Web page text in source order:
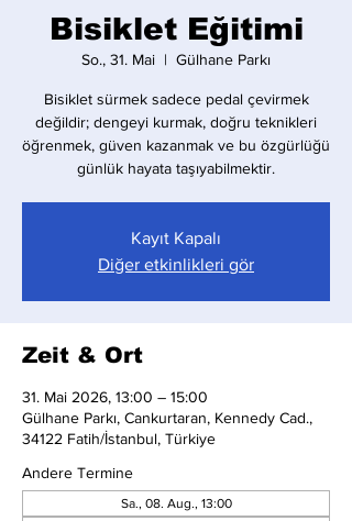
Bisiklet Eğitimi
So., 31. Mai
  |
Gülhane Parkı
Bisiklet sürmek sadece pedal çevirmek
değildir; dengeyi kurmak, doğru teknikleri
öğrenmek, güven kazanmak ve bu özgürlüğü
günlük hayata taşıyabilmektir.
Kayıt Kapalı
Diğer etkinlikleri gör
Zeit & Ort
31. Mai 2026, 13:00 – 15:00
Gülhane Parkı, Cankurtaran, Kennedy Cad.,
34122 Fatih/İstanbul, Türkiye
Andere Termine
Sa., 08. Aug., 13:00